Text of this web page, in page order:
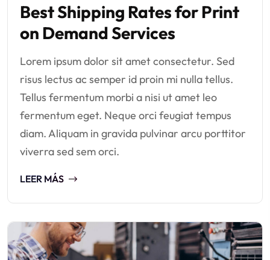
Best Shipping Rates for Print
on Demand Services
Lorem ipsum dolor sit amet consectetur. Sed
risus lectus ac semper id proin mi nulla tellus.
Tellus fermentum morbi a nisi ut amet leo
fermentum eget. Neque orci feugiat tempus
diam. Aliquam in gravida pulvinar arcu porttitor
viverra sed sem orci.
LEER MÁS